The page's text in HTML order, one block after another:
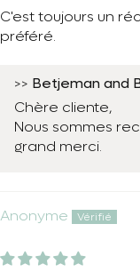
C'est toujours un
préféré.
>> Betjeman and
Chère cliente,
Nous sommes
grand merci.
Anonyme